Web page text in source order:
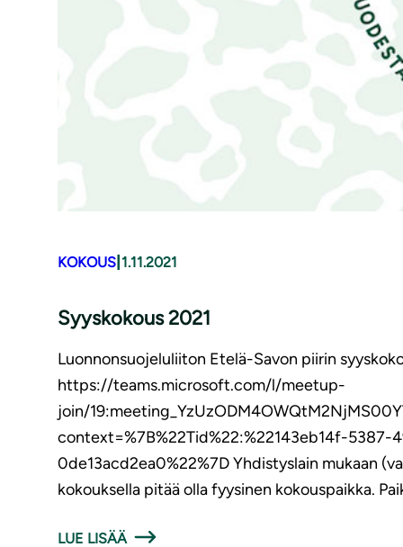
KOKOUS 1.11.2021
Syyskokous 2021
Luonnonsuojeluliiton Etelä-Savon piirin
https://teams.microsoft.com/l/meetup-
join/
context=%7B%22Tid%22:%22143eb14f-
0de13acd2ea0%22%7D Yhdistyslain mukaan
kokouksella pitää olla fyysinen kokouspaikka.
LUE LISÄÄ